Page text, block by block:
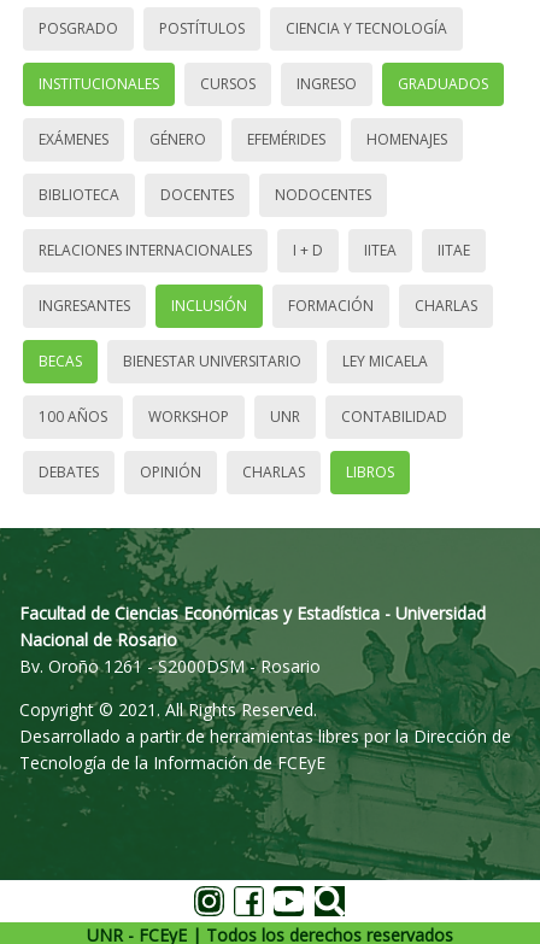
POSGRADO POSTÍTULOS CIENCIA Y TECNOLOGÍA
INSTITUCIONALES CURSOS INGRESO GRADUADOS
EXÁMENES GÉNERO EFEMÉRIDES HOMENAJES
BIBLIOTECA DOCENTES NODOCENTES
RELACIONES INTERNACIONALES I + D IITEA IITAE
INGRESANTES INCLUSIÓN FORMACIÓN CHARLAS
BECAS BIENESTAR UNIVERSITARIO LEY MICAELA
100 AÑOS WORKSHOP UNR CONTABILIDAD
DEBATES OPINIÓN CHARLAS LIBROS
Facultad de Ciencias Económicas y Estadística - Universidad
Nacional de Rosario
Bv. Oroño 1261 - S2000DSM - Rosario
Copyright © 2021. All Rights Reserved.
Desarrollado a partir de herramientas libres por la Dirección de
Tecnología de la Información de FCEyE
UNR - FCEyE | Todos los derechos reservados